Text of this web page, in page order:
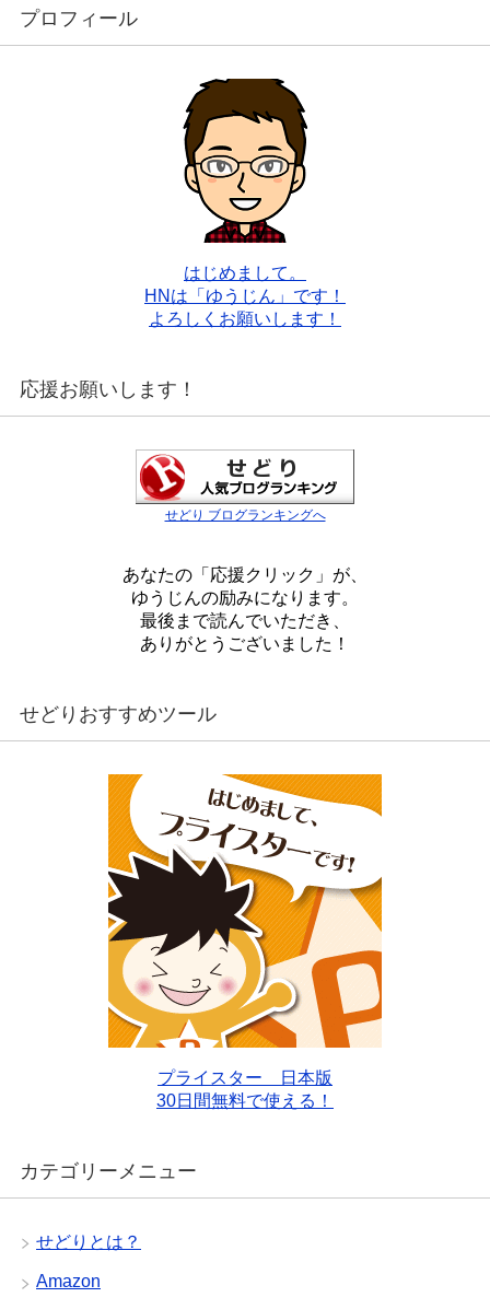
プロフィール
はじめまして。
HNは「ゆうじん」です！
よろしくお願いします！
応援お願いします！
せどり ブログランキングへ
あなたの「応援クリック」が、
ゆうじんの励みになります。
最後まで読んでいただき、
ありがとうございました！
せどりおすすめツール
プライスター 日本版
30日間無料で使える！
カテゴリーメニュー
せどりとは？
Amazon